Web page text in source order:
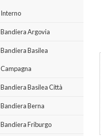
Interno
Bandiera Argovia
Bandiera Basilea
Campagna
Bandiera Basilea Città
Bandiera Berna
Bandiera Friburgo